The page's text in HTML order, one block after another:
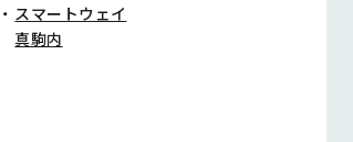
スマートウェイ
真駒内